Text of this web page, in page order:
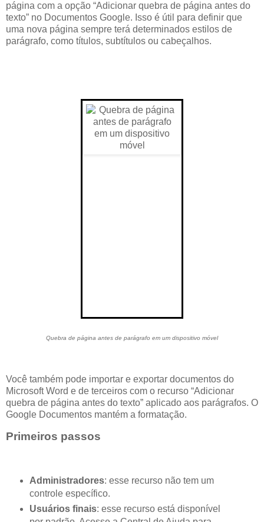
página com a opção “Adicionar quebra de página antes do
texto” no Documentos Google. Isso é útil para definir que
uma nova página sempre terá determinados estilos de
parágrafo, como títulos, subtítulos ou cabeçalhos.
Quebra de página antes de parágrafo em um dispositivo móvel
Você também pode importar e exportar documentos do
Microsoft Word e de terceiros com o recurso “Adicionar
quebra de página antes do texto” aplicado aos parágrafos. O
Google Documentos mantém a formatação.
Primeiros passos
Administradores: esse recurso não tem um
controle específico.
Usuários finais: esse recurso está disponível